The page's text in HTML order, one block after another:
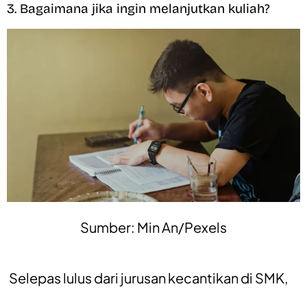
3. Bagaimana jika ingin melanjutkan kuliah?
Sumber: Min An/Pexels
Selepas lulus dari jurusan kecantikan di SMK,